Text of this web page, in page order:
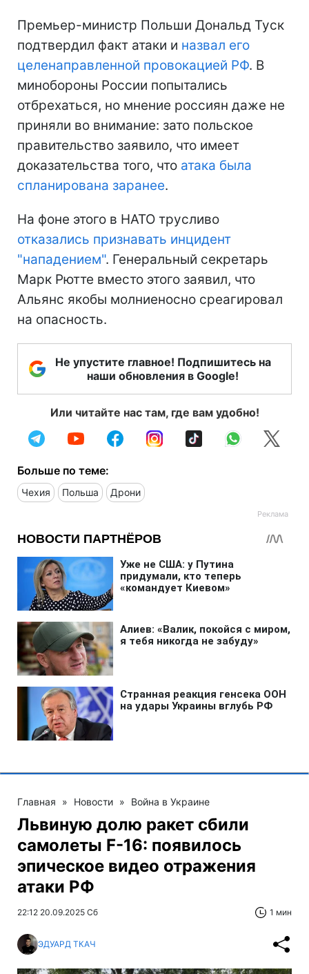
Премьер-министр Польши Дональд Туск
подтвердил факт атаки и назвал его
целенаправленной провокацией РФ. В
минобороны России попытались
отбрехаться, но мнение россиян даже не
приняли во внимание: зато польское
правительство заявило, что имеет
доказательства того, что атака была
спланирована заранее.
На фоне этого в НАТО трусливо
отказались признавать инцидент
"нападением". Генеральный секретарь
Марк Рютте вместо этого заявил, что
Альянс якобы молниеносно среагировал
на опасность.
Не упустите главное! Подпишитесь на
наши обновления в Google!
Или читайте нас там, где вам удобно!
Больше по теме:
Чехия Польша Дрони
Главная » Новости » Война в Украине
Львиную долю ракет сбили
самолеты F-16: появилось
эпическое видео отражения
атаки РФ
22:12 20.09.2025 Сб 1 мин
ЭДУАРД ТКАЧ